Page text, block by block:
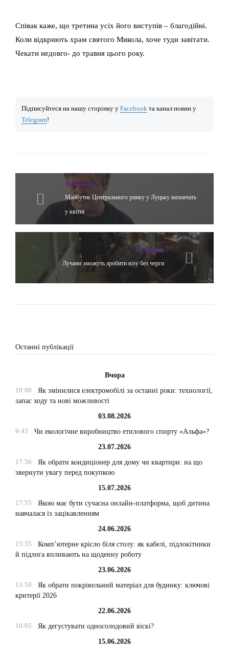
Співак каже, що третина усіх його виступів – благодійні.
Коли відкриють храм святого Микола, хоче туди завітати.
Чекати недовго- до травня цього року.
Підписуйтеся на нашу сторінку у Facebook та канал новин у
Telegram!
Yсі новини
Майбутнє Центрального ринку у Луцьку визначать
у квітні
Yсі новини
Лучани зможуть зробити візу без черги
Останні публікації
Вчора
18:08
Як змінилися електромобілі за останні роки: технології,
запас ходу та нові можливості
03.08.2026
9:43
Чи екологічне виробництво етилового спирту «Альфа»?
23.07.2026
17:56
Як обрати кондиціонер для дому чи квартири: на що
звернути увагу перед покупкою
15.07.2026
17:55
Якою має бути сучасна онлайн-платформа, щоб дитина
навчалася із зацікавленням
24.06.2026
15:35
Комп’ютерне крісло біля столу: як кабелі, підлокітники
й підлога впливають на щоденну роботу
23.06.2026
13:59
Як обрати покрівельний матеріал для будинку: ключові
критерії 2026
22.06.2026
10:05
Як дегустувати односолодовий віскі?
15.06.2026